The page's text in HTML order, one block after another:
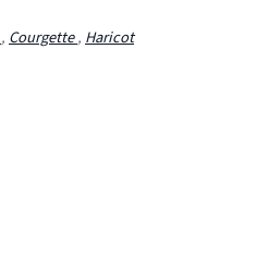
, Courgette, Haricot